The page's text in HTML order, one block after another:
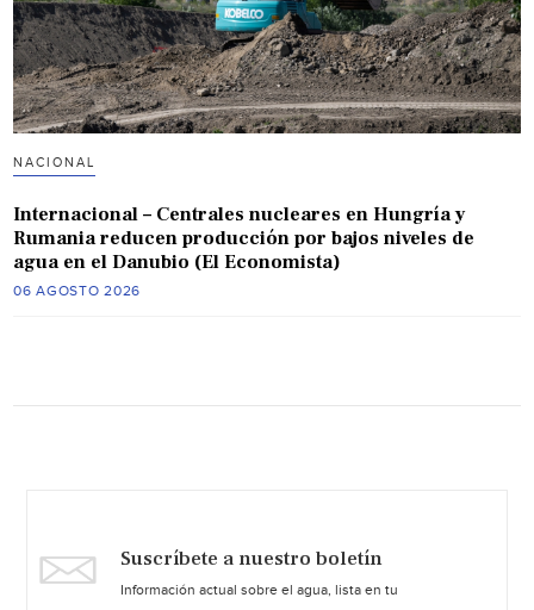
NACIONAL
Internacional – Centrales nucleares en Hungría y
Rumania reducen producción por bajos niveles de
agua en el Danubio (El Economista)
06 AGOSTO 2026
Suscríbete a nuestro boletín
Información actual sobre el agua, lista en tu